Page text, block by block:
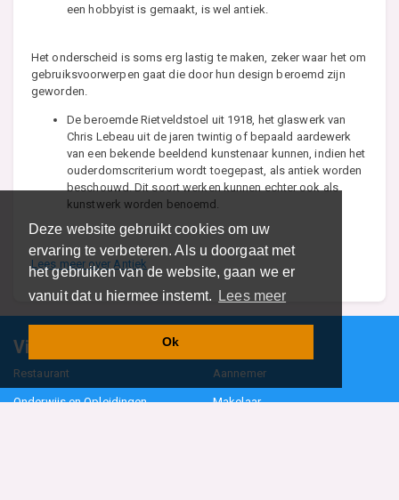
Deze website gebruikt cookies om uw
ervaring te verbeteren. Als u doorgaat met
het gebruiken van de website, gaan we er
vanuit dat u hiermee instemt.
Lees meer
Ok
een hobbyist is gemaakt, is wel antiek.
Het onderscheid is soms erg lastig te maken, zeker waar het om
gebruiksvoorwerpen gaat die door hun design beroemd zijn
geworden.
De beroemde Rietveldstoel uit 1918, het glaswerk van
Chris Lebeau uit de jaren twintig of bepaald aardewerk
van een bekende beeldend kunstenaar kunnen, indien het
ouderdomscriterium wordt toegepast, als antiek worden
beschouwd. Dit soort werken kunnen echter ook als
kunstwerk worden benoemd.
Lees meer over Antiek
Vind specalisten in uw regio
Restaurant Aannemer
Onderwijs en Opleidingen Makelaar